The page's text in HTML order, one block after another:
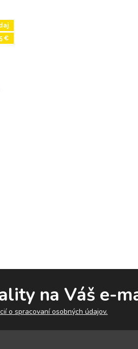
€
na Váš e-
o spracovaní osobných údajov.